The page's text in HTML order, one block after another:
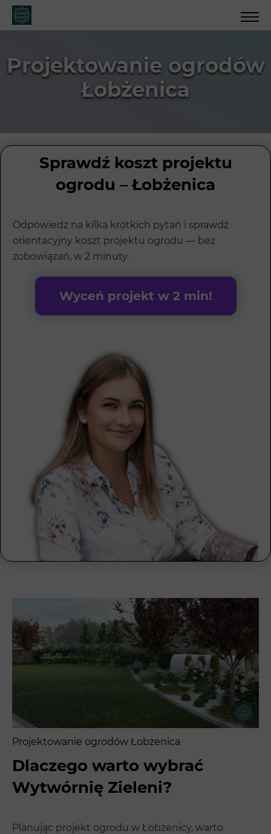
Projektowanie ogrodów
Łobżenica
Sprawdź koszt projektu
ogrodu – Łobżenica
Odpowiedz na kilka krótkich pytań i sprawdź
orientacyjny koszt projektu ogrodu — bez
zobowiązań, w 2 minuty.
Wyceń projekt w 2 min!
Projektowanie ogrodów Łobżenica
Dlaczego warto wybrać
Wytwórnię Zieleni?
Planując projekt ogrodu w Łobżenicy, warto